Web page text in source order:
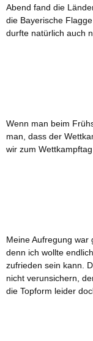
Abend fand die
die Bayerische
durfte natürlich auch
Wenn man beim
man, dass der
wir zum
Meine Aufregung war
denn ich wollte
zufrieden sein kann.
nicht verunsichern,
die Topform leider